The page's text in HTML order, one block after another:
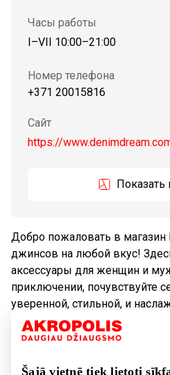
Šajā vietnē tiek lietoti
Часы работы
I–VII 10:00–21:00
Номер телефона
+371 20015816
Сайт
https://
Показать
Добро пожаловать в магазин
джинсов на любой вкус!
аксессуары для женщин и
приключении, почувствуйте
уверенной, стильной, и
качеством узнаваемых
Tommy Hilfiger, Calvin Klein,